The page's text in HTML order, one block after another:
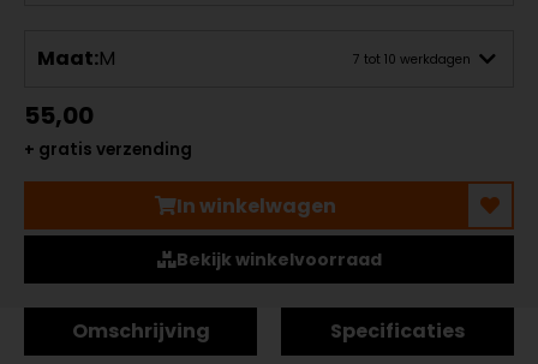
Maat:M 7 tot 10 werkdagen
55,00
+ gratis verzending
In winkelwagen
Bekijk winkelvoorraad
Omschrijving Specificaties